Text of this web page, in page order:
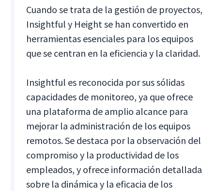
Cuando se trata de la gestión de proyectos,
Insightful y Height se han convertido en
herramientas esenciales para los equipos
que se centran en la eficiencia y la claridad.
Insightful es reconocida por sus sólidas
capacidades de monitoreo, ya que ofrece
una plataforma de amplio alcance para
mejorar la administración de los equipos
remotos. Se destaca por la observación del
compromiso y la productividad de los
empleados, y ofrece información detallada
sobre la dinámica y la eficacia de los